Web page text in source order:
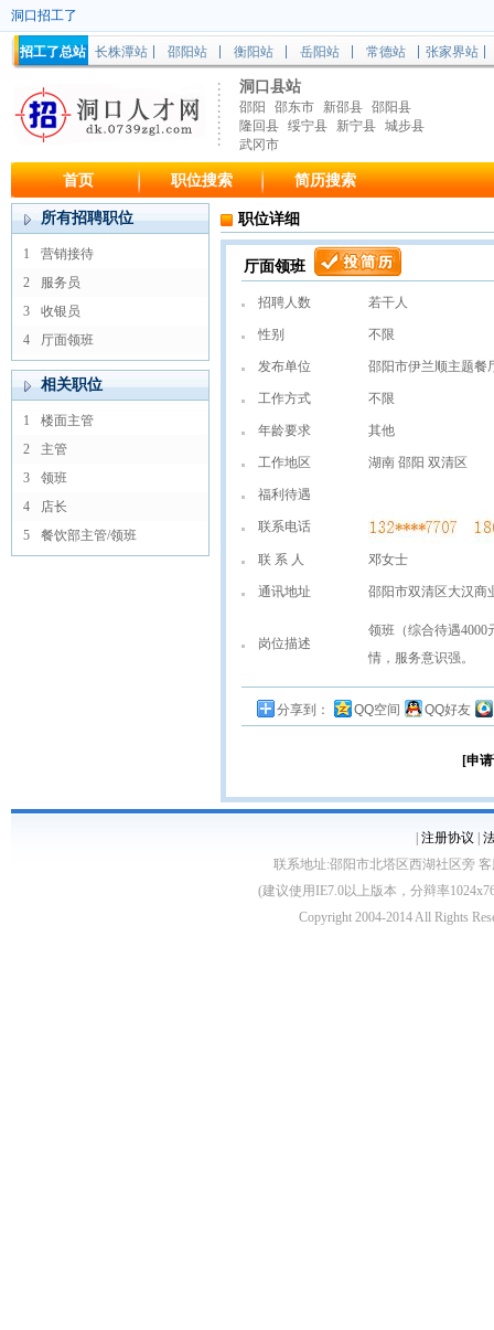
洞口招工了
招工了总站 长株潭站 邵阳站 衡阳站 岳阳站 常德站 张家界站
洞口县站
邵阳 邵东市 新邵县 邵阳县
隆回县 绥宁县 新宁县 城步县
武冈市
首页 职位搜索 简历搜索
所有招聘职位
1
营销接待
2
服务员
3
收银员
4
厅面领班
相关职位
1
楼面主管
2
主管
3
领班
4
店长
5
餐饮部主管/领班
职位详细
厅面领班
招聘人数 若干人
性别 不限
发布单位 邵阳市伊兰顺主题餐
工作方式 不限
年龄要求 其他
工作地区 湖南 邵阳 双清区
福利待遇
联系电话
联 系 人 邓女士
通讯地址 邵阳市双清区大汉商
岗位描述
领班（综合待遇
情，服务意识强。
分享到： QQ空间 QQ好友
[申
注册协议
联系地址:邵阳市北塔区西湖社区旁 客
(建议使用IE7.0以上版本，分辩率
Copyright 2004-2014 All Rights